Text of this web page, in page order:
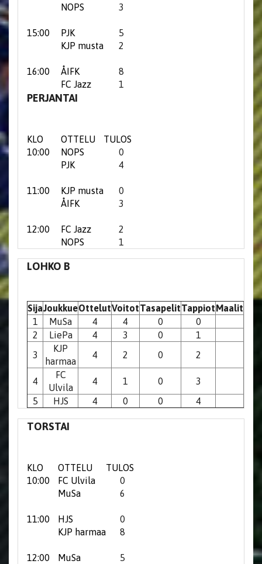
NOPS
3
15:00 PJK
5
KJP musta
2
16:00 ÅIFK
8
FC Jazz
1
PERJANTAI
KLO OTTELU
TULOS
10:00
NOPS
0
PJK
4
11:00 KJP musta
0
ÅIFK
3
12:00 FC Jazz
2
NOPS
1
LOHKO B
SijaJoukkueOttelutVoitotTasapelitTappiotMaalit
1
MuSa 4 4 0 0
2
LiePa 4 3 0 1
3
KJP
harmaa
4 2 0 2
4
FC
Ulvila
4 1 0 3
5
HJS 4 0 0 4
TORSTAI
KLO OTTELU
TULOS
10:00
FC Ulvila
0
MuSa
6
11:00 HJS
0
KJP harmaa
8
12:00 MuSa
5